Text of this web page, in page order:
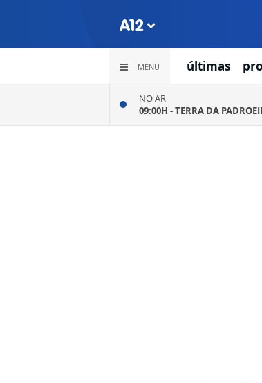
MENU últimas
NO AR
09:00H -TERRA DA